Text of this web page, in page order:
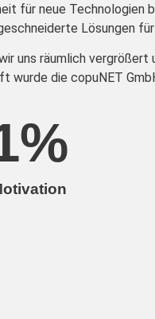
für neue Technologien
Lösungen
uns räumlich vergrößert
wurde die copuNET
%